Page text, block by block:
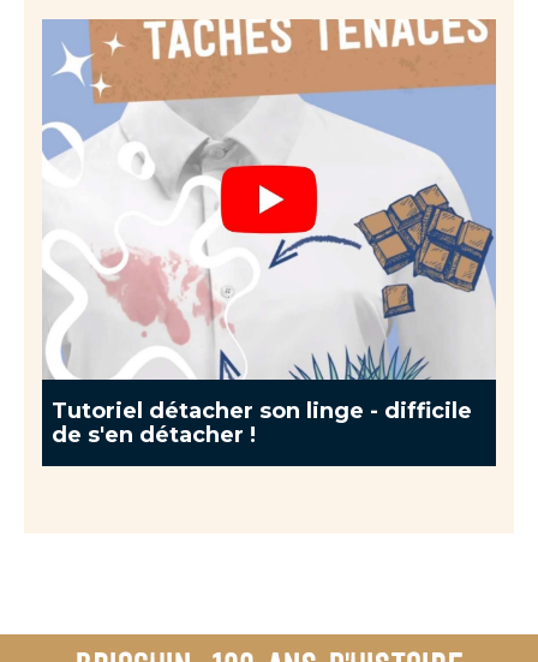
Tutoriel détacher son linge - difficile
de s'en détacher !